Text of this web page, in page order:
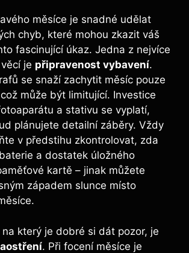
měsíce je snadné udělat
chyb, které mohou‍ zkazit váš
fascinující úkaz. Jedna ​z ⁢nejvíce
je připravenost vybavení.
se‌ snaží ⁣zachytit měsíc pouze
může být limitující. Investice
a stativu se vyplatí,
plánujete detailní záběry. Vždy
v předstihu zkontrolovat, zda
a dostatek úložného
kartě ‌– jinak můžete
západem slunce místo
který je dobré si dát pozor, je
. ​Při focení měsíce‌ je